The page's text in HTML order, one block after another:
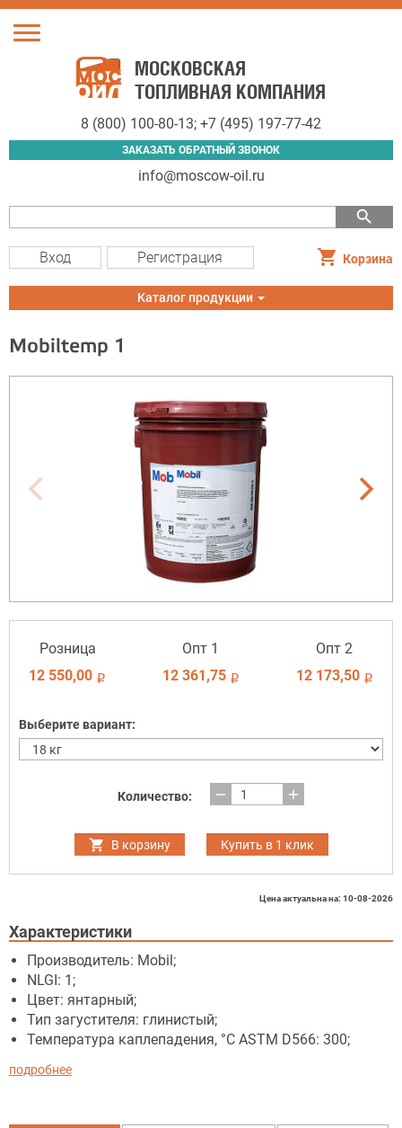
Toggle
МОСКОВСКАЯ
ТОПЛИВНАЯ КОМПАНИЯ
8 (800) 100-80-13; +7 (495) 197-77-42
ЗАКАЗАТЬ ОБРАТНЫЙ ЗВОНОК
info@moscow-oil.ru
search
Вход Регистрация Корзина
Toggle
navigation
Каталог продукции
Mobiltemp 1
Розница
12 550,00 i
Опт 1
12 361,75 i
Опт 2
12 173,50 i
Выберите вариант:
Количество: remove add
В корзину Купить в 1 клик
Цена актуальна на: 10-08-2026
Характеристики
Производитель: Mobil;
NLGI: 1;
Цвет: янтарный;
Тип загустителя: глинистый;
Температура каплепадения, °C ASTM D566: 300;
подробнее